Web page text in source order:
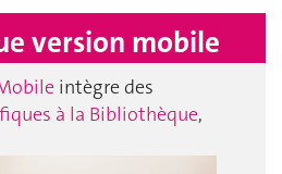
version mobile
intègre des
à la Bibliothèque,